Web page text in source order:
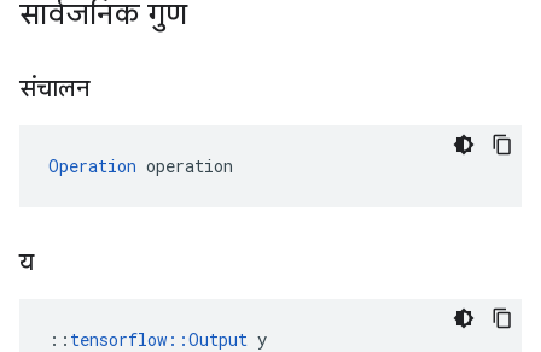
सार्वजनिक गुण
संचालन
Operation operation
य
:: tensorflow::Output y